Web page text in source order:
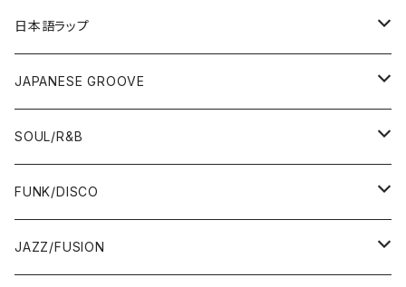
12"/7"
80'S OLD SCHOOL
EARLY 90'S MIDDLE〜NEW SCHOOL
LP
80'S OLD SCHOOL
EARLY 90'S MIDDLE〜NEW SCHOOL
日本語ラップ
12"/7"
80'S OLD SCHOOL〜EARLY 90'S
MID〜LATE 90'S
LP
80'S OLD SCHOOL〜EARLY 90'S
MID〜LATE 90'S
CD/TAPE
CD-R/DEMO/SAMPLE
JAPANESE GROOVE
LP
60'S/70'S
80'S
7"/12"
60'S/70'S
SOUL/R&B
LP
60'S/70'S
12"/7"
FUNK/DISCO
LP
JAZZ/FUSION